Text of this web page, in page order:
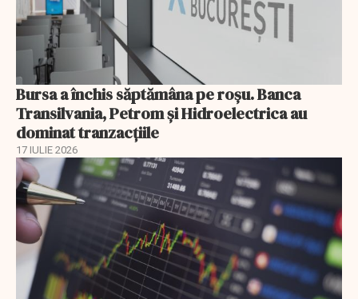
Bursa a închis săptămâna pe roșu. Banca
Transilvania, Petrom și Hidroelectrica au
dominat tranzacțiile
17 IULIE 2026